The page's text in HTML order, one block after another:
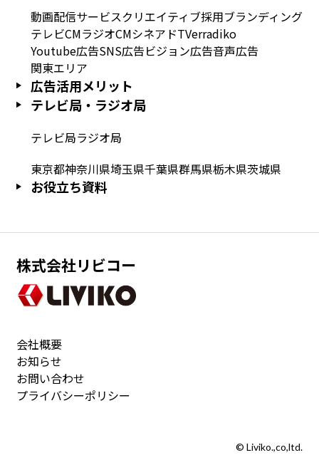
株式会社リビコー
会社概要
お知らせ
お問い合わせ
プライバシーポリシー
© Liviko.,co,ltd.
動画配信サービスクリエイティブ採用ブランディング
テレビCMラジオCMシネアドTVerradiko
Youtube広告SNS広告ビジョン広告音声広告
関東エリア
広告活用メリット
テレビ局・ラジオ局
テレビ局ラジオ局
東京都神奈川県埼玉県千葉県群馬県栃木県茨城県
お役立ち資料